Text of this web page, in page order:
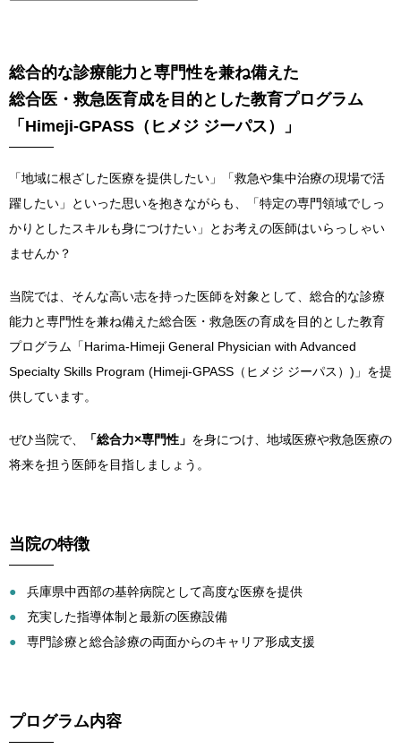
病院ホームページ
スタッフ専用ページ
総合的な診療能力と専門性を兼ね備えた
総合医・救急医育成を目的とした教育プログラム
「Himeji-GPASS（ヒメジ ジーパス）」
「地域に根ざした医療を提供したい」「救急や集中治療の現場で活
躍したい」といった思いを抱きながらも、「特定の専門領域でしっ
かりとしたスキルも身につけたい」とお考えの医師はいらっしゃい
ませんか？
当院では、そんな高い志を持った医師を対象として、総合的な診療
能力と専門性を兼ね備えた総合医・救急医の育成を目的とした教育
プログラム「Harima-Himeji General Physician with Advanced
Specialty Skills Program (Himeji-GPASS（ヒメジ ジーパス）)」を提
供しています。
ぜひ当院で、 「総合力×専門性」 を身につけ、地域医療や救急医療の
将来を担う医師を目指しましょう。
当院の特徴
兵庫県中西部の基幹病院として高度な医療を提供
充実した指導体制と最新の医療設備
専門診療と総合診療の両面からのキャリア形成支援
プログラム内容